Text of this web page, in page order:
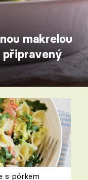
makrelou
připravený
s pórkem